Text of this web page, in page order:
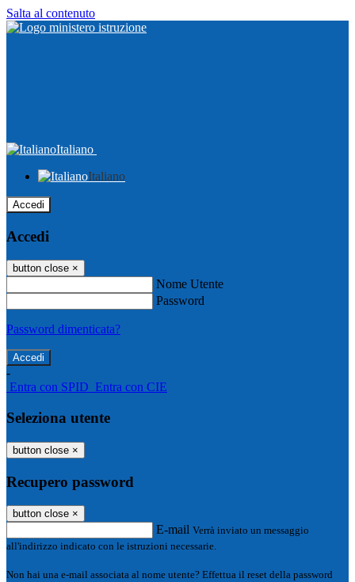
Salta al contenuto
Italiano
Italiano
Accedi
Accedi
button close ×
Nome Utente
Password
Password dimenticata?
-
Entra con SPID Entra con CIE
Seleziona utente
button close ×
Recupero password
button close ×
E-mail Verrà inviato un messaggio
all'indirizzo indicato con le istruzioni necessarie.
Non hai una e-mail associata al nome utente? Effettua il reset della password